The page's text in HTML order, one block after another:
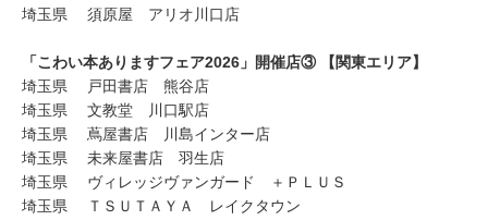
埼玉県 須原屋 アリオ川口店
「こわい本ありますフェア2026」開催店③ 【関東エリア】
埼玉県 戸田書店 熊谷店
埼玉県 文教堂 川口駅店
埼玉県 蔦屋書店 川島インター店
埼玉県 未来屋書店 羽生店
埼玉県 ヴィレッジヴァンガード ＋ＰＬＵＳ
埼玉県 ＴＳＵＴＡＹＡ レイクタウン